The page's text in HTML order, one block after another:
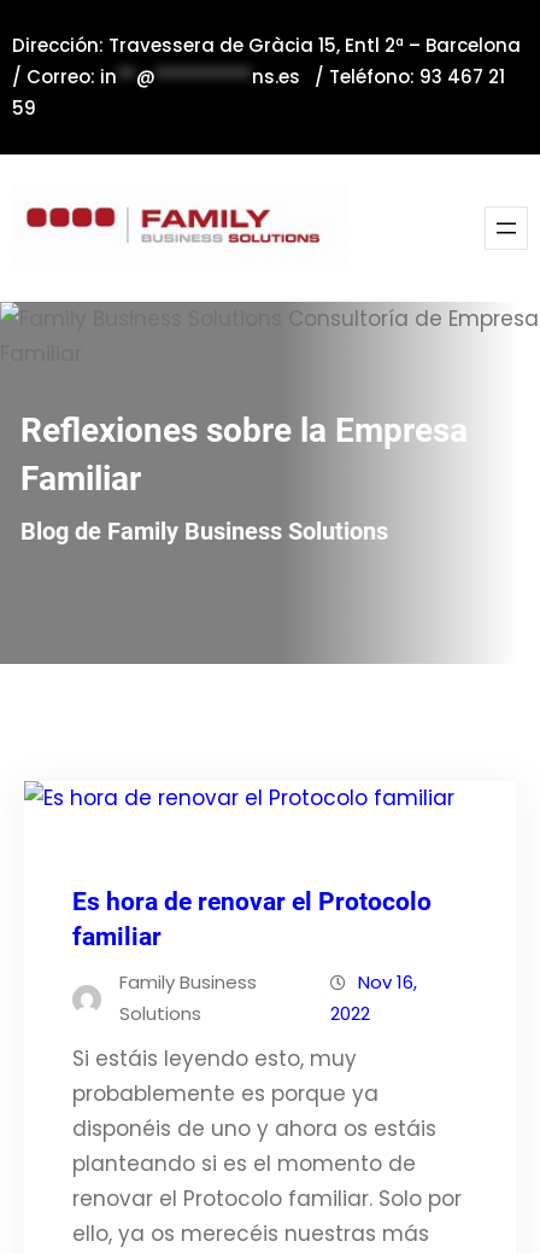
al
contenido
Dirección: Travessera de Gràcia 15, Entl 2ª – Barcelona
/ Correo: in**@**********ns.es / Teléfono: 93 467 21
59
Reflexiones sobre la Empresa
Familiar
Blog de Family Business Solutions
Es hora de renovar el Protocolo
familiar
Family Business
Solutions
Nov 16,
2022
Si estáis leyendo esto, muy
probablemente es porque ya
disponéis de uno y ahora os estáis
planteando si es el momento de
renovar el Protocolo familiar. Solo por
ello, ya os merecéis nuestras más